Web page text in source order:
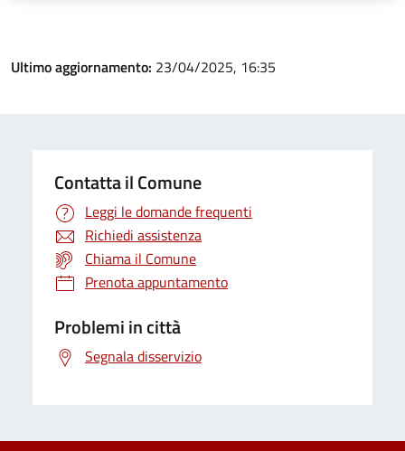
Ultimo aggiornamento: 23/04/2025, 16:35
Contatta il Comune
Leggi le domande frequenti
Richiedi assistenza
Chiama il Comune
Prenota appuntamento
Problemi in città
Segnala disservizio